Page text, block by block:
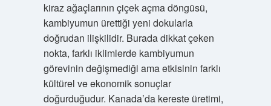
kiraz ağaçlarının çiçek açma döngüsü,
kambiyumun ürettiği yeni dokularla
doğrudan ilişkilidir. Burada dikkat çeken
nokta, farklı iklimlerde kambiyumun
görevinin değişmediği ama etkisinin farklı
kültürel ve ekonomik sonuçlar
doğurduğudur. Kanada’da kereste üretimi,